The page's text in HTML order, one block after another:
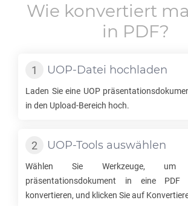
Wie konvertiert
in PDF?
UOP-Datei hochladen
Laden Sie eine UOP
in den Upload-Bereich hoch.
UOP-Tools auswählen
Wählen Sie Werkzeuge,
präsentationsdokument in eine PDF
konvertieren, und klicken Sie auf